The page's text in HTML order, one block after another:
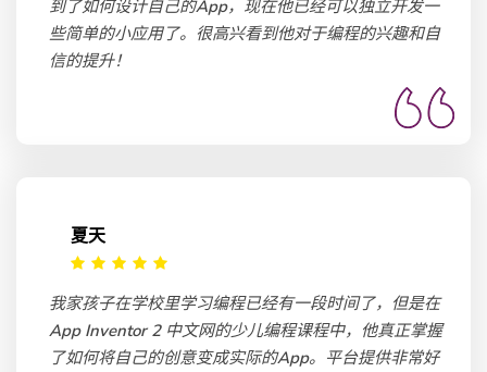
到了如何设计自己的App，现在他已经可以独立开发一
些简单的小应用了。很高兴看到他对于编程的兴趣和自
信的提升！
夏天
我家孩子在学校里学习编程已经有一段时间了，但是在
App Inventor 2 中文网的少儿编程课程中，他真正掌握
了如何将自己的创意变成实际的App。平台提供非常好